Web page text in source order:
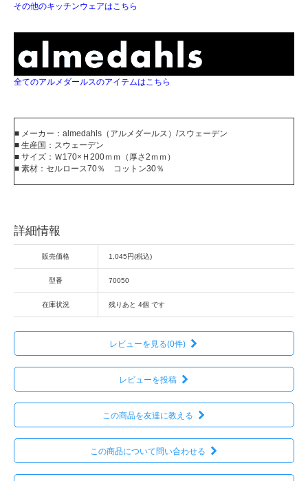
その他のキッチンウェアはこちら
全てのアルメダールスのアイテムはこちら
■ メーカー：almedahls（アルメダールス）/スウェーデン
■ 生産国：スウェーデン
■ サイズ：Ｗ170×Ｈ200ｍｍ（厚さ2ｍｍ）
■ 素材：セルロース70％ コットン30％
詳細情報
販売価格 1,045円(税込)
型番 70050
在庫状況 残りあと 4個 です
レビューを見る(0件)
レビューを投稿
この商品を友達に教える
この商品について問い合わせる